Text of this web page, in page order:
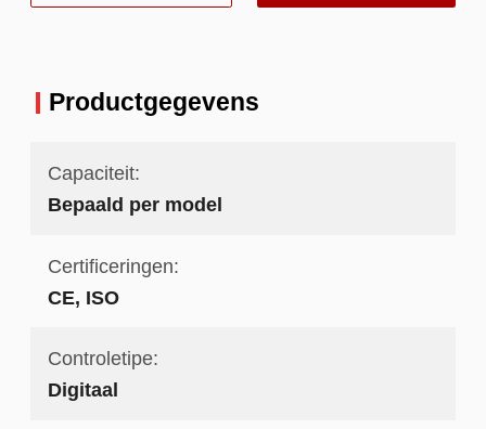
Productgegevens
Capaciteit:
Bepaald per model
Certificeringen:
CE, ISO
Controletipe:
Digitaal